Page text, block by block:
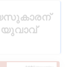
യുവാവ്